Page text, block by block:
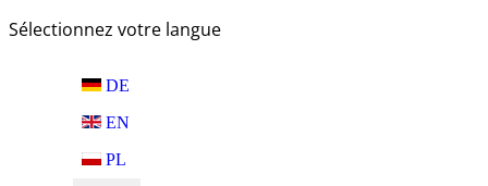
Sélectionnez votre langue
DE
EN
PL